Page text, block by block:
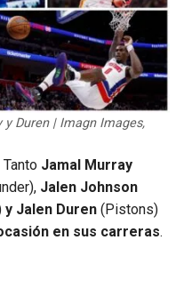
y Duren | Imagn Images,
Jamal Murray
Jalen Johnson
y Jalen Duren (Pistons)
en sus carreras.